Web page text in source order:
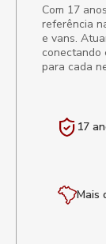
Com 17
referência
e vans.
conectando
para cada
17
Mais